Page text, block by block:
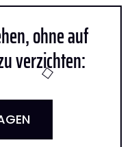
ohne auf
verzichten: